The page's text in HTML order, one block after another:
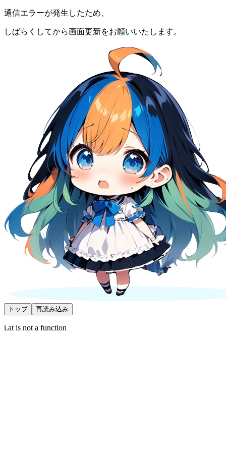
通信エラーが発生したため、
しばらくしてから画面更新をお願いいたします。
トップ 再読み込み
i.at is not a function